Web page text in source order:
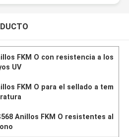
FKM O con resistencia a los
UV
FKM O para el sellado a tem
Anillos FKM O resistentes al